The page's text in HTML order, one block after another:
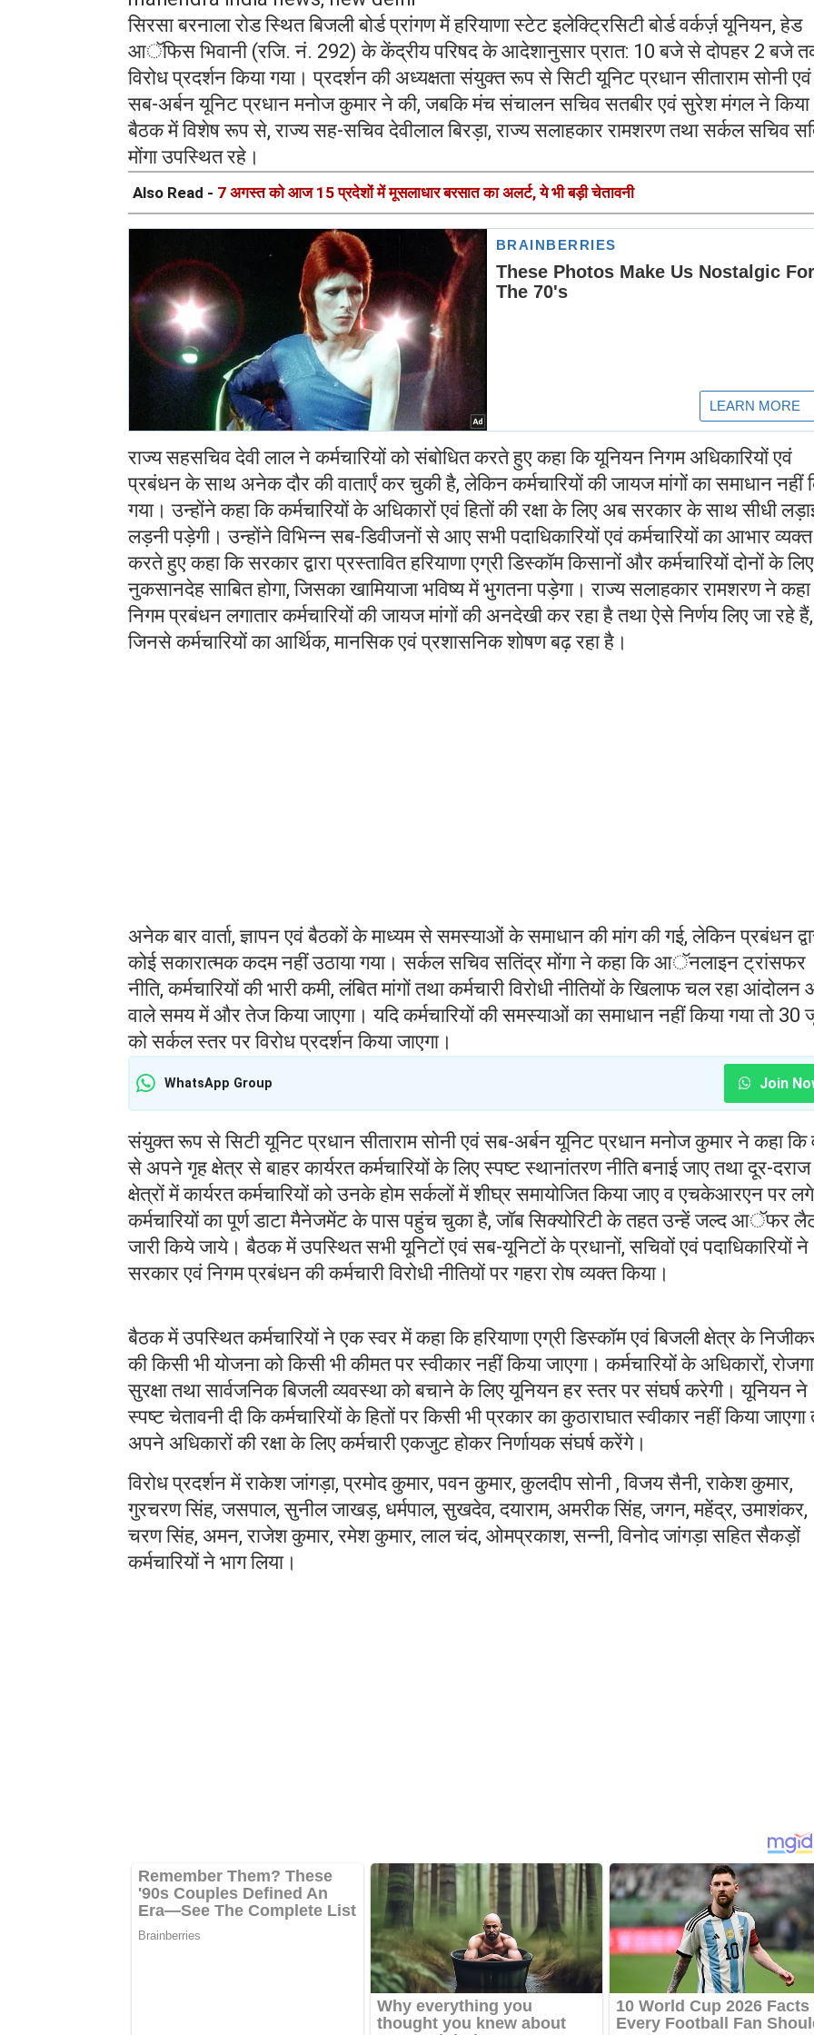
सिरसा बरनाला रोड स्थित बिजली बोर्ड प्रांगण में हरियाणा स्टेट इलेक्ट्रिसिटी बोर्ड वर्कर्ज़ यूनियन, हेड
आॅफिस भिवानी (रजि. नं. 292) के केंद्रीय परिषद के आदेशानुसार प्रात: 10 बजे से दोपहर 2 बजे
विरोध प्रदर्शन किया गया। प्रदर्शन की अध्यक्षता संयुक्त रूप से सिटी यूनिट प्रधान सीताराम सोनी एवं
सब-अर्बन यूनिट प्रधान मनोज कुमार ने की, जबकि मंच संचालन सचिव सतबीर एवं सुरेश मंगल ने
बैठक में विशेष रूप से, राज्य सह-सचिव देवीलाल बिरड़ा, राज्य सलाहकार रामशरण तथा सर्कल सचिव
मोंगा उपस्थित रहे।
Also Read - 7 अगस्त को आज 15 प्रदेशों में मूसलाधार बरसात का अलर्ट, ये भी बड़ी चेतावनी
राज्य सहसचिव देवी लाल ने कर्मचारियों को संबोधित करते हुए कहा कि यूनियन निगम अधिकारियों एवं
प्रबंधन के साथ अनेक दौर की वातार्एं कर चुकी है, लेकिन कर्मचारियों की जायज मांगों का समाधान नहीं
गया। उन्होंने कहा कि कर्मचारियों के अधिकारों एवं हितों की रक्षा के लिए अब सरकार के साथ सीधी
लड़नी पड़ेगी। उन्होंने विभिन्न सब-डिवीजनों से आए सभी पदाधिकारियों एवं कर्मचारियों का आभार व्यक्त
करते हुए कहा कि सरकार द्वारा प्रस्तावित हरियाणा एग्री डिस्कॉम किसानों और कर्मचारियों दोनों के लिए
नुकसानदेह साबित होगा, जिसका खामियाजा भविष्य में भुगतना पड़ेगा। राज्य सलाहकार रामशरण ने
निगम प्रबंधन लगातार कर्मचारियों की जायज मांगों की अनदेखी कर रहा है तथा ऐसे निर्णय लिए जा रहे हैं,
जिनसे कर्मचारियों का आर्थिक, मानसिक एवं प्रशासनिक शोषण बढ़ रहा है।
अनेक बार वार्ता, ज्ञापन एवं बैठकों के माध्यम से समस्याओं के समाधान की मांग की गई, लेकिन प्रबंधन
कोई सकारात्मक कदम नहीं उठाया गया। सर्कल सचिव सतिंद्र मोंगा ने कहा कि आॅनलाइन ट्रांसफर
नीति, कर्मचारियों की भारी कमी, लंबित मांगों तथा कर्मचारी विरोधी नीतियों के खिलाफ चल रहा
वाले समय में और तेज किया जाएगा। यदि कर्मचारियों की समस्याओं का समाधान नहीं किया गया तो 30
को सर्कल स्तर पर विरोध प्रदर्शन किया जाएगा।
WhatsApp Group Join
संयुक्त रूप से सिटी यूनिट प्रधान सीताराम सोनी एवं सब-अर्बन यूनिट प्रधान मनोज कुमार ने कहा कि
से अपने गृह क्षेत्र से बाहर कार्यरत कर्मचारियों के लिए स्पष्ट स्थानांतरण नीति बनाई जाए तथा दूर-दराज
क्षेत्रों में कार्यरत कर्मचारियों को उनके होम सर्कलों में शीघ्र समायोजित किया जाए व एचकेआरएन पर लगे
कर्मचारियों का पूर्ण डाटा मैनेजमेंट के पास पहुंच चुका है, जॉब सिक्योरिटी के तहत उन्हें जल्द आॅफर
जारी किये जाये। बैठक में उपस्थित सभी यूनिटों एवं सब-यूनिटों के प्रधानों, सचिवों एवं पदाधिकारियों ने
सरकार एवं निगम प्रबंधन की कर्मचारी विरोधी नीतियों पर गहरा रोष व्यक्त किया।
बैठक में उपस्थित कर्मचारियों ने एक स्वर में कहा कि हरियाणा एग्री डिस्कॉम एवं बिजली क्षेत्र के
की किसी भी योजना को किसी भी कीमत पर स्वीकार नहीं किया जाएगा। कर्मचारियों के अधिकारों,
सुरक्षा तथा सार्वजनिक बिजली व्यवस्था को बचाने के लिए यूनियन हर स्तर पर संघर्ष करेगी। यूनियन ने
स्पष्ट चेतावनी दी कि कर्मचारियों के हितों पर किसी भी प्रकार का कुठाराघात स्वीकार नहीं किया जाएगा
अपने अधिकारों की रक्षा के लिए कर्मचारी एकजुट होकर निर्णायक संघर्ष करेंगे।
विरोध प्रदर्शन में राकेश जांगड़ा, प्रमोद कुमार, पवन कुमार, कुलदीप सोनी , विजय सैनी, राकेश कुमार,
गुरचरण सिंह, जसपाल, सुनील जाखड़, धर्मपाल, सुखदेव, दयाराम, अमरीक सिंह, जगन, महेंद्र, उमाशंकर,
चरण सिंह, अमन, राजेश कुमार, रमेश कुमार, लाल चंद, ओमप्रकाश, सन्नी, विनोद जांगड़ा सहित सैकड़ों
कर्मचारियों ने भाग लिया।